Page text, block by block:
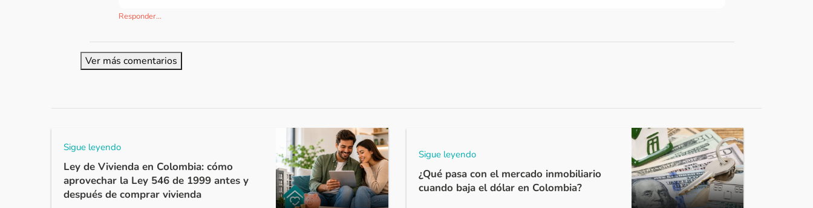
Responder...
Ver más comentarios
Sigue leyendo
Ley de Vivienda en Colombia: cómo
aprovechar la Ley 546 de 1999 antes y
después de comprar vivienda
Sigue leyendo
¿Qué pasa con el mercado inmobiliario
cuando baja el dólar en Colombia?